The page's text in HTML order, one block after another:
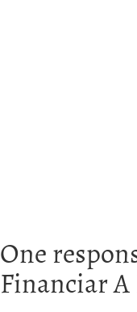
One
Financiar A